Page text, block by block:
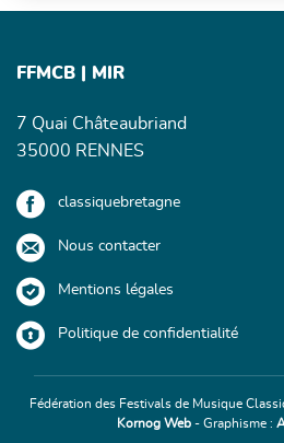
FFMCB | MIR
7 Quai Châteaubriand
35000 RENNES
classiquebretagne
Nous contacter
Mentions légales
Politique de confidentialité
Fédération des Festivals de Musique
Kornog Web- Graphisme :